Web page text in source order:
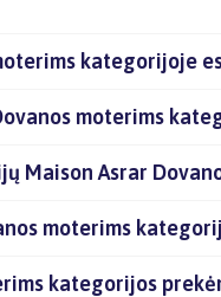
kategorijoje
moterims
Maison Asrar
moterims
kategorijos